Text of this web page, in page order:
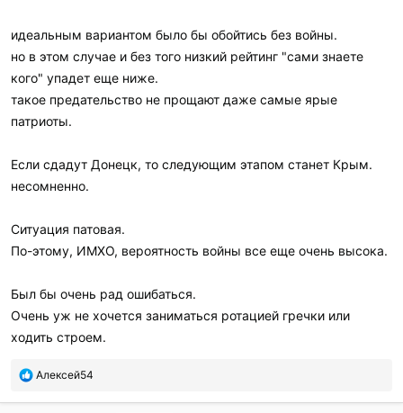
идеальным вариантом было бы обойтись без войны.
но в этом случае и без того низкий рейтинг "сами знаете
кого" упадет еще ниже.
такое предательство не прощают даже самые ярые
патриоты.
Если сдадут Донецк, то следующим этапом станет Крым.
несомненно.
Ситуация патовая.
По-этому, ИМХО, вероятность войны все еще очень высока.
Был бы очень рад ошибаться.
Очень уж не хочется заниматься ротацией гречки или
ходить строем.
П
б
Алексей54